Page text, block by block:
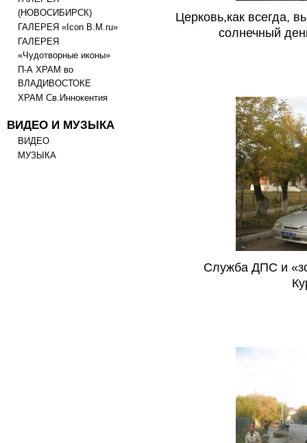
(НОВОСИБИРСК)
ГАЛЕРЕЯ «Icon B.M.ru»
ГАЛЕРЕЯ
«Чудотворные иконы»
П-А ХРАМ во
ВЛАДИВОСТОКЕ
ХРАМ Св.Иннокентия
ВИДЕО И МУЗЫКА
ВИДЕО
МУЗЫКА
Церковь,как всегда,
солнечный
Служба ДПС и